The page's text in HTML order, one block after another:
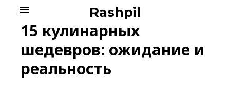
content
Rashpil
menu
15 кулинарных
шедевров: ожидание и
реальность